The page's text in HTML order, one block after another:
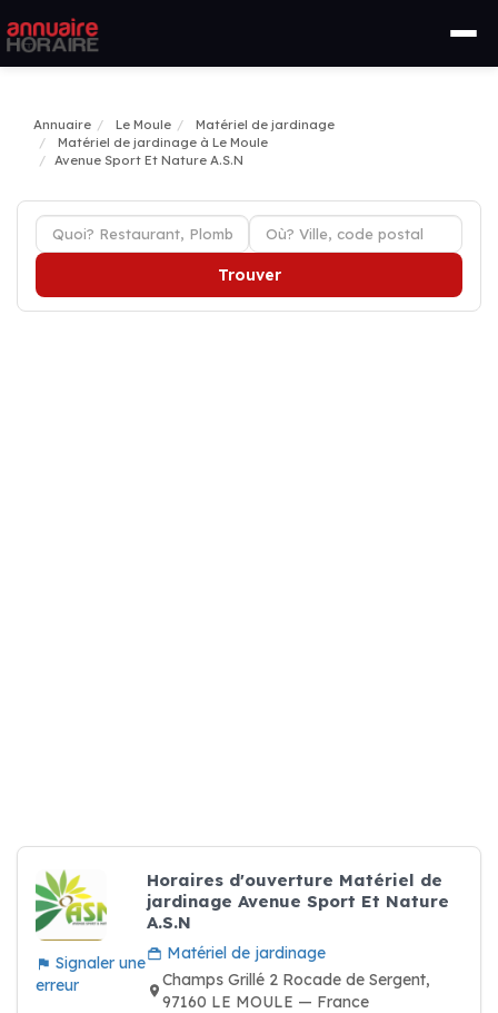
Annuaire Le Moule
Matériel de jardinage
Matériel de jardinage à Le Moule
Avenue Sport Et Nature A.S.N
Trouver
Signaler une
erreur
Horaires d'ouverture Matériel de
jardinage Avenue Sport Et Nature
A.S.N
Matériel de jardinage
Champs Grillé 2 Rocade de Sergent,
97160 LE MOULE — France